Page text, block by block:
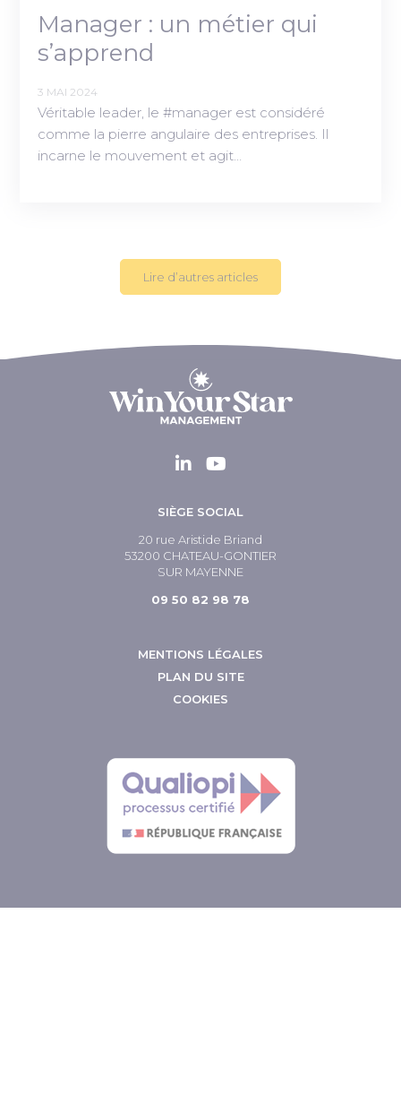
Manager : un métier qui
s’apprend
3 MAI 2024
Véritable leader, le #manager est considéré
comme la pierre angulaire des entreprises. Il
incarne le mouvement et agit…
Lire d’autres articles
SIÈGE SOCIAL
20 rue Aristide Briand
53200 CHATEAU-GONTIER
SUR MAYENNE
09 50 82 98 78
MENTIONS LÉGALES
PLAN DU SITE
COOKIES